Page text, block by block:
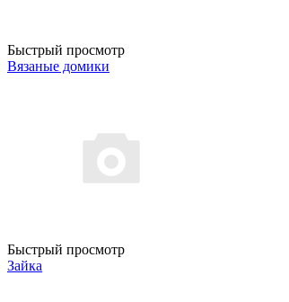
Быстрый просмотр
Вязаные домики
Быстрый просмотр
Зайка